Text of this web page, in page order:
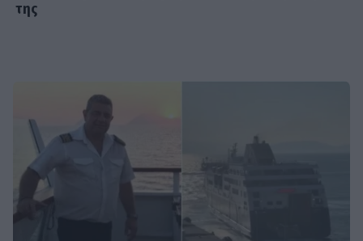
Ιταλική φινέτσα για τη Μαρία
Για Σένα: Η Αλεξάνδρα Κολαΐτη είναι
η Μαργαρίτα που θα ρισκάρει τα
πάντα για τα όνειρά της
της